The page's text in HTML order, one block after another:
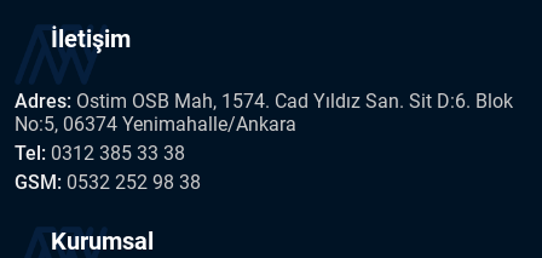
İletişim
Adres: Ostim OSB Mah, 1574. Cad Yıldız San. Sit D:6. Blok
No:5, 06374 Yenimahalle/Ankara
Tel: 0312 385 33 38
GSM: 0532 252 98 38
Kurumsal